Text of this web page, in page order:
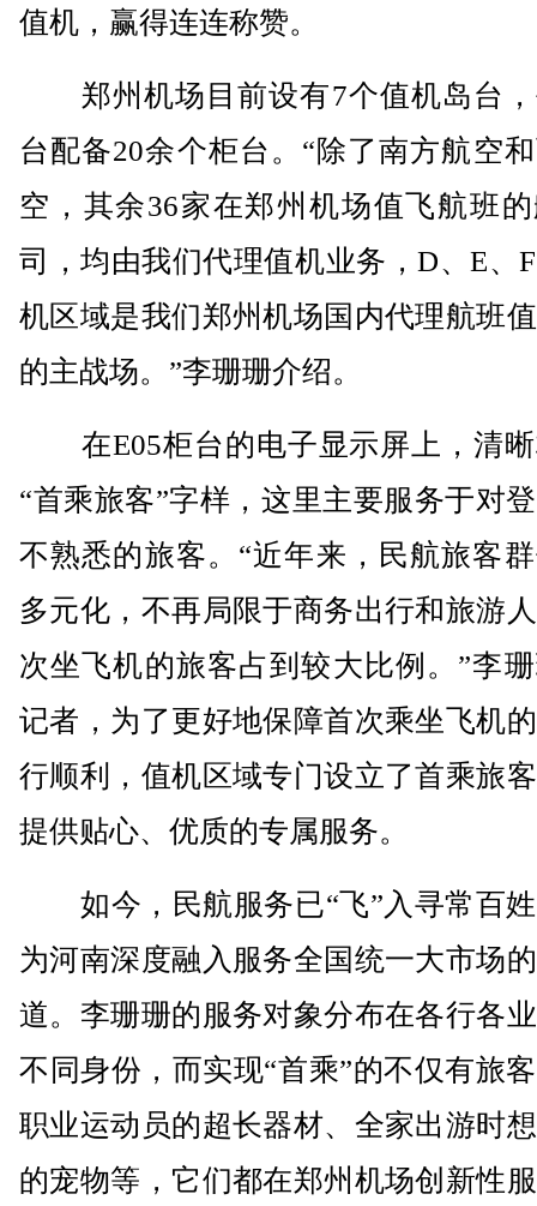
值机，赢得连连称赞。
郑州机场目前设有7个值机岛台，
台配备20余个柜台。“除了南方航空
空，其余36家在郑州机场值飞航班
司，均由我们代理值机业务，D、E、
机区域是我们郑州机场国内代理航班
的主战场。”李珊珊介绍。
在E05柜台的电子显示屏上，清晰
“首乘旅客”字样，这里主要服务于对
不熟悉的旅客。“近年来，民航旅客
多元化，不再局限于商务出行和旅游
次坐飞机的旅客占到较大比例。”李
记者，为了更好地保障首次乘坐飞机
行顺利，值机区域专门设立了首乘旅
提供贴心、优质的专属服务。
如今，民航服务已“飞”入寻常百
为河南深度融入服务全国统一大市场
道。李珊珊的服务对象分布在各行各
不同身份，而实现“首乘”的不仅有旅
职业运动员的超长器材、全家出游时
的宠物等，它们都在郑州机场创新性